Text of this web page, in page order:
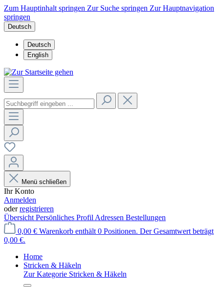
Zum Hauptinhalt springen Zur Suche springen Zur Hauptnavigation
springen
Deutsch
Deutsch
English
Menü schließen
Ihr Konto
Anmelden
oderregistrieren
Übersicht Persönliches Profil Adressen Bestellungen
0,00 € Warenkorb enthält 0 Positionen. Der Gesamtwert beträgt
0,00 €.
Home
Stricken & Häkeln
Zur Kategorie Stricken & Häkeln